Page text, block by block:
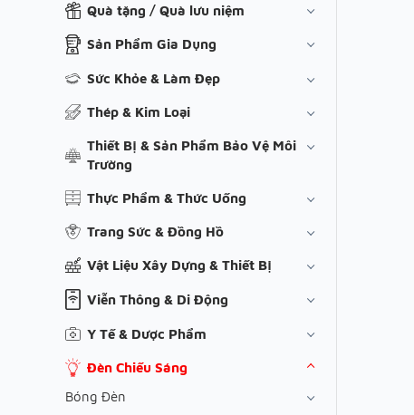
Quà tặng / Quà lưu niệm
Sản Phẩm Gia Dụng
Sức Khỏe & Làm Đẹp
Thép & Kim Loại
Thiết Bị & Sản Phẩm Bảo Vệ Môi
Trường
Thực Phẩm & Thức Uống
Trang Sức & Đồng Hồ
Vật Liệu Xây Dựng & Thiết Bị
Viễn Thông & Di Động
Y Tế & Dược Phẩm
Đèn Chiếu Sáng
Bóng Đèn